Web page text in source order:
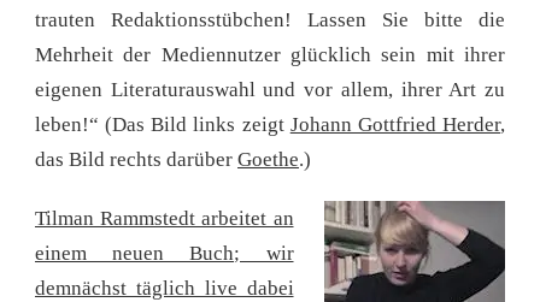
trauten Redaktionsstübchen! Lassen Sie bitte die
Mehrheit der Mediennutzer glücklich sein mit ihrer
eigenen Literaturauswahl und vor allem, ihrer Art zu
leben!“ (Das Bild links zeigt Johann Gottfried Herder,
das Bild rechts darüber Goethe.)
Tilman Rammstedt arbeitet an
einem neuen Buch; wir
demnächst täglich live dabei